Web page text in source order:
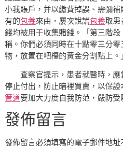
小我賬戶，并以繳費掉誤、需彌
有的包養來由，屢次說謊包養取患
錢均被用于收集賭錢。「第三階
稱。你們必須同時在十點零三分
物，放置在吧檯的黃金分割點上。」
查察官提示，患者就醫時，應
停止付出，防止暗裡買賣，以保
管道要加大力度自我防范，嚴防受
發佈留言
發佈留言必須填寫的電子郵件地址